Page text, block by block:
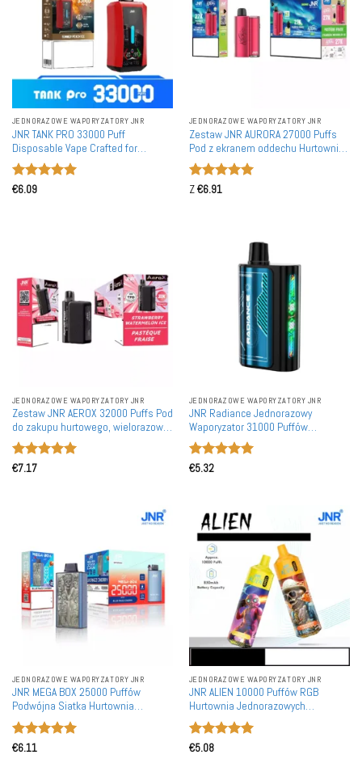
JEDNORAZOWE WAPORYZATORY JNR
JNR TANK PRO 33000 Puff
Disposable Vape Crafted for
European Professional Vape
Distributors nie wymaga
tłumaczenia lub JNR TANK PRO
Oceniono
€6.09
JEDNORAZOWE WAPORYZATORY JNR
Zestaw JNR AURORA 27000 Puffs
Pod z ekranem oddechu Hurtownia
Akumulatorów Wielokrotnego użytku
Możliwość ponownego napełniania
Vape luzem
Oceniono
Z€6.91
JEDNORAZOWE WAPORYZATORY JNR
Zestaw JNR AEROX 32000 Puffs Pod
do zakupu hurtowego, wielorazowe
e-papierosy napełniane luzem
Oceniono
€7.17
JEDNORAZOWE WAPORYZATORY JNR
JNR Radiance Jednorazowy
Waporyzator 31000 Puffów
Podwójna Cewka Siatkowa dla
Rynku Europejskiego
Oceniono
€5.32
JEDNORAZOWE WAPORYZATORY JNR
JNR MEGA BOX 25000 Puffów
Podwójna Siatka Hurtownia
Jednorazowe Waporyzatory
Zasilane Ponownie
Oceniono
€6.11
JEDNORAZOWE WAPORYZATORY JNR
JNR ALIEN 10000 Puffów RGB
Hurtownia Jednorazowych
Waporyzatorów Naładowanych
Zakup Hurtowy
Oceniono
€5.08